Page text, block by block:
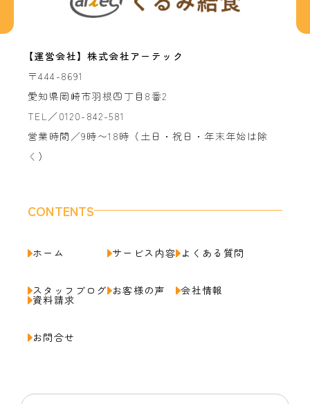
【運営会社】株式会社アーテック
〒444-8691
愛知県岡崎市羽根四丁目8番2
TEL／0120-842-581
営業時間／9時〜18時（土日・祝日・年末年始は除
く）
CONTENTS
ホーム
スタッフブログ
サービス内容
お客様の声
よくある質問
会社情報
資料請求
お問合せ